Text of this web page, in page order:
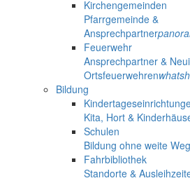
Kirchengemeinden
Pfarrgemeinde &
Ansprechpartner
Feuerwehr
Ansprechpartner &
Ortsfeuerwehren
Bildung
Kita, Hort &
Schulen
Bildung ohne weite
Fahrbibliothek
Standorte &